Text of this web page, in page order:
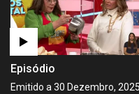
Episódio
Emitido a 30 Dezembro, 2025